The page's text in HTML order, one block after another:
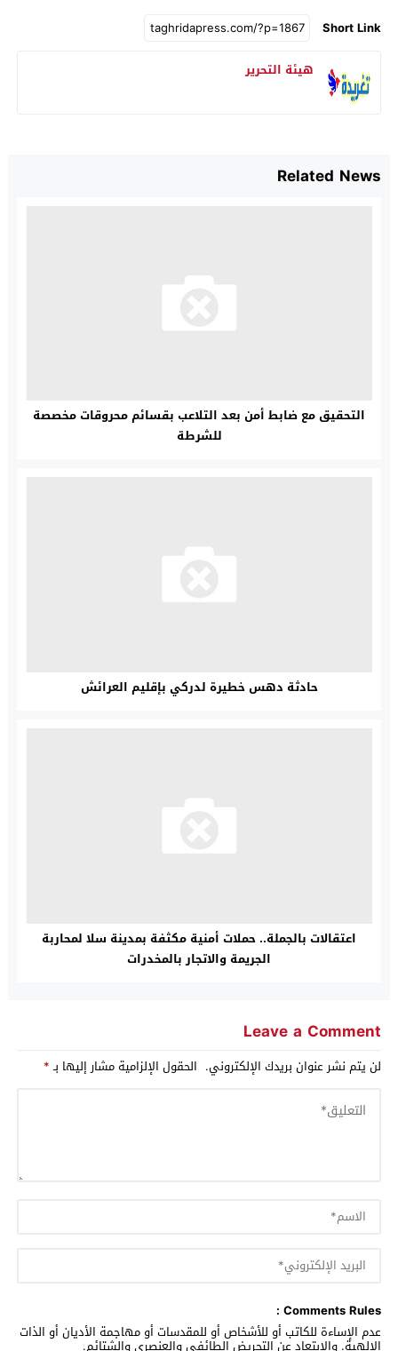
Short Link
هيئة التحرير
Related News
التحقيق مع ضابط أمن بعد التلاعب بقسائم محروقات مخصصة
للشرطة
حادثة دهس خطيرة لدركي بإقليم العرائش
اعتقالات بالجملة.. حملات أمنية مكثفة بمدينة سلا لمحاربة
الجريمة والاتجار بالمخدرات
Leave a Comment
لن يتم نشر عنوان بريدك الإلكتروني. الحقول الإلزامية مشار إليها بـ*
Comments Rules :
عدم الإساءة للكاتب أو للأشخاص أو للمقدسات أو مهاجمة الأديان أو الذات
الالهية. والابتعاد عن التحريض الطائفي والعنصري والشتائم.